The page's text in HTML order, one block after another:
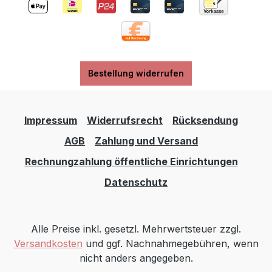
260info@senger-naturwelt.de
https://senger-naturwelt.de
Bestellung widerrufen
Impressum Widerrufsrecht
Rücksendung
AGB
Zahlung und Versand
Rechnungzahlung öffentliche Einrichtungen
Datenschutz
Alle Preise inkl. gesetzl. Mehrwertsteuer zzgl.
Versandkosten und ggf. Nachnahmegebühren, wenn
nicht anders angegeben.